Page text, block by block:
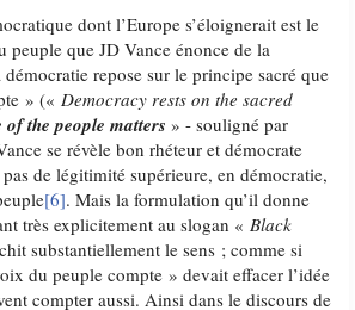
dont l’Europe s’éloignerait est le
peuple que JD Vance énonce de la
repose sur le principe sacré que
» (« Democracy rests on the sacred
of the people matters» - souligné par
se révèle bon rhéteur et démocrate
de légitimité supérieure, en démocratie,
[6]. Mais la formulation qu’il donne
très explicitement au slogan «Black
substantiellement le sens ; comme si
du peuple compte » devait effacer l’idée
compter aussi. Ainsi dans le discours de